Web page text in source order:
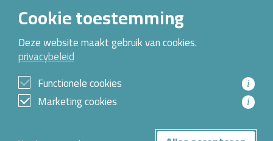
Over Kennispoort Verloskunde
Contact
Archief
Cookie toestemming
Deze website maakt gebruik van cookies.
privacybeleid
Functionele cookies
i
Marketing cookies i